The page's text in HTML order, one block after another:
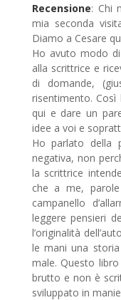
Recensione: Chi
mia seconda
Diamo a Cesare
Ho avuto modo
alla scrittrice e
di domande,
risentimento.
qui e dare un
idee a voi e
Ho parlato della
negativa, non
la scrittrice
che a me,
campanello
leggere pensieri
l’originalità
le mani una
male. Questo
brutto e non è
sviluppato in